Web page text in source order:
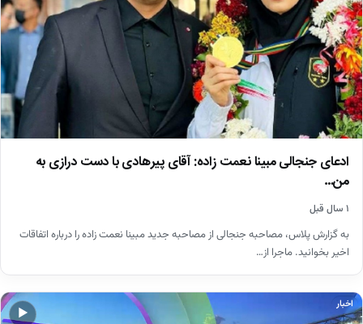
ادعای جنجالی مبینا نعمت زاده: آقای پیرهادی با دست درازی به
من…
۱ سال قبل
به گزارش پلاس، مصاحبه جنجالی از مصاحبه جدید مبینا نعمت زاده را درباره اتفاقات
اخیر بخوانید. ماجرا از…
▶
اخبار